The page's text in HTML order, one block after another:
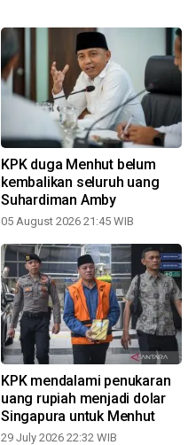
KPK duga Menhut belum
kembalikan seluruh uang
Suhardiman Amby
05 August 2026 21:45 WIB
KPK mendalami penukaran
uang rupiah menjadi dolar
Singapura untuk Menhut
29 July 2026 22:32 WIB